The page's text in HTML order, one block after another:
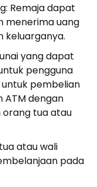
Remaja dapat
menerima uang
keluarganya.
yang dapat
pengguna
pembelian
ATM dengan
tua atau
atau wali
pada